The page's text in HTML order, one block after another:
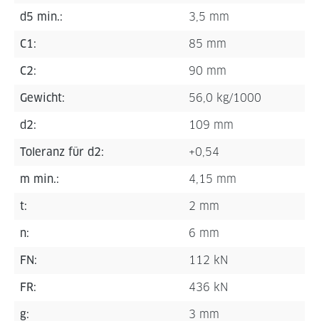
d5 min.: 3,5 mm
C1: 85 mm
C2: 90 mm
Gewicht: 56,0 kg/1000
d2: 109 mm
Toleranz für d2: +0,54
m min.: 4,15 mm
t: 2 mm
n: 6 mm
FN: 112 kN
FR: 436 kN
g: 3 mm